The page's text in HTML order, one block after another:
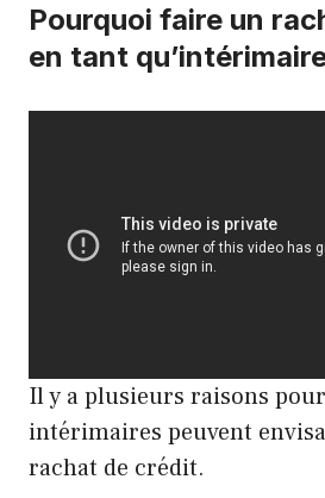
Pourquoi faire un
en tant
Il y a plusieurs raisons
intérimaires peuvent
rachat de crédit.